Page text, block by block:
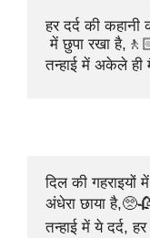
हर दर्द की
में छुपा रखा
तन्हाई में अकेले
दिल की गहराइयों
अंधेरा छाया
तन्हाई में ये दर्द,